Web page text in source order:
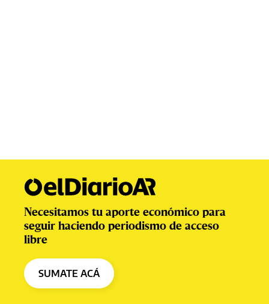
Necesitamos tu aporte económico para
seguir haciendo periodismo de acceso
libre
SUMATE ACÁ